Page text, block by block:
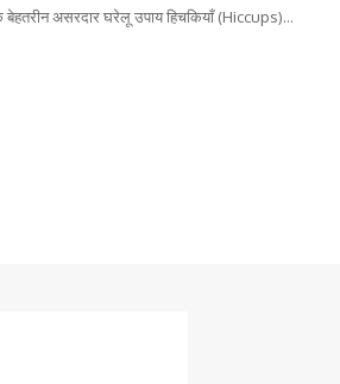
असरदार घरेलू उपाय हिचकियाँ (Hiccups)…